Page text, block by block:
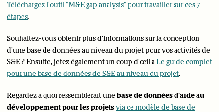
Téléchargez l'outil "M&E gap analysis" pour travailler sur ces 7
étapes.
Souhaitez-vous obtenir plus d'informations sur la conception
d'une base de données au niveau du projet pour vos activités de
S&E ? Ensuite, jetez également un coup d'œil àLe guide complet
pour une base de données de S&E au niveau du projet.
Regardez à quoi ressemblerait une base de données d'aide au
développement pour les projetsvia ce modèle de base de